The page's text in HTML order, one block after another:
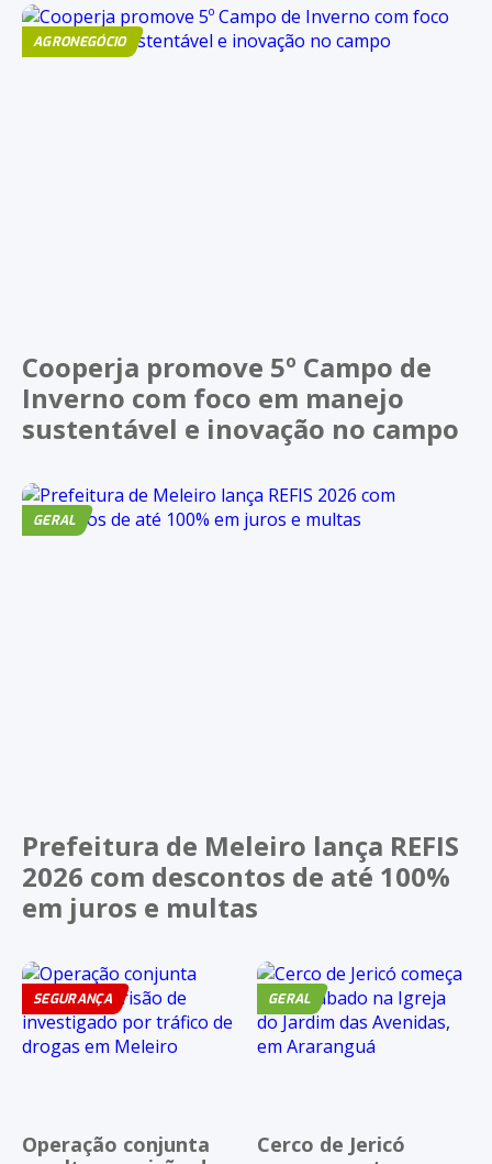
AGRONEGÓCIO
Cooperja promove 5º Campo de
Inverno com foco em manejo
sustentável e inovação no campo
GERAL
Prefeitura de Meleiro lança REFIS
2026 com descontos de até 100%
em juros e multas
SEGURANÇA
Operação conjunta
GERAL
Cerco de Jericó